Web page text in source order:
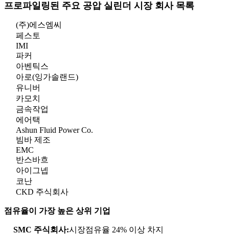
프로파일링된 주요 공압 실린더 시장 회사 목록
(주)에스엠씨
페스토
IMI
파커
아벤틱스
아로(잉가솔랜드)
유니버
카모치
금속작업
에어택
Ashun Fluid Power Co.
빔바 제조
EMC
반스바흐
아이그넵
코난
CKD 주식회사
점유율이 가장 높은 상위 기업
SMC 주식회사:시장점유율 24% 이상 차지